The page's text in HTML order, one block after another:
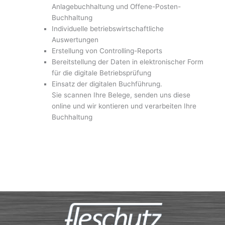
Anlagebuchhaltung und Offene-Posten-
Buchhaltung
Individuelle betriebswirtschaftliche
Auswertungen
Erstellung von Controlling-Reports
Bereitstellung der Daten in elektronischer Form
für die digitale Betriebsprüfung
Einsatz der digitalen Buchführung.
Sie scannen Ihre Belege, senden uns diese
online und wir kontieren und verarbeiten Ihre
Buchhaltung